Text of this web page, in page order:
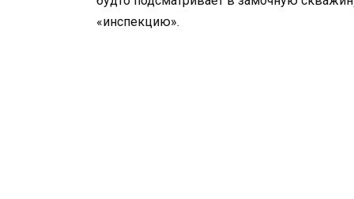
«инспекцию».